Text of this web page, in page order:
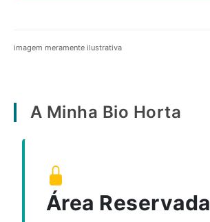
imagem meramente ilustrativa
A Minha Bio Horta
Área Reservada